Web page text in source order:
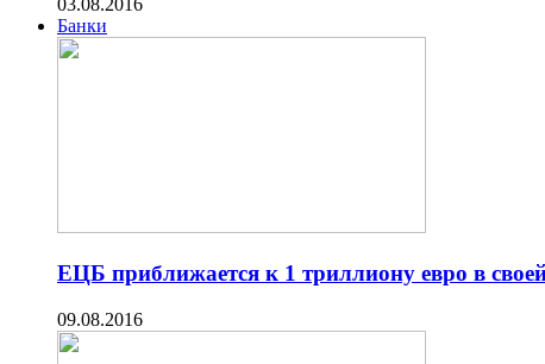
03.08.2016
Банки
ЕЦБ приближается к 1 триллиону евро в
09.08.2016